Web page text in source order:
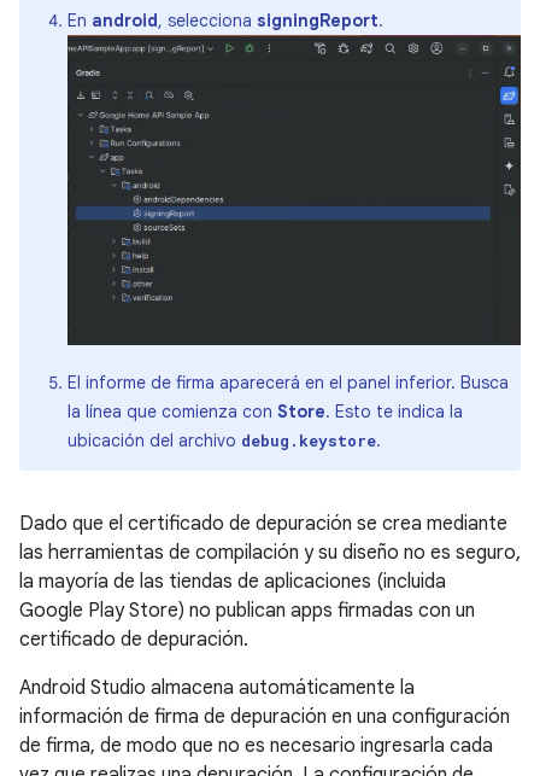
En android, selecciona signingReport.
El informe de firma aparecerá en el panel inferior. Busca
la línea que comienza con Store. Esto te indica la
ubicación del archivo debug.keystore.
Dado que el certificado de depuración se crea mediante
las herramientas de compilación y su diseño no es seguro,
la mayoría de las tiendas de aplicaciones (incluida
Google Play Store) no publican apps firmadas con un
certificado de depuración.
Android Studio almacena automáticamente la
información de firma de depuración en una configuración
de firma, de modo que no es necesario ingresarla cada